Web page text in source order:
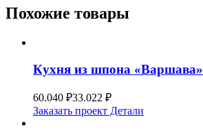
Похожие товары
Кухня из шпона «Варшава»
60.040 ₽33.022 ₽
Заказать проект Детали